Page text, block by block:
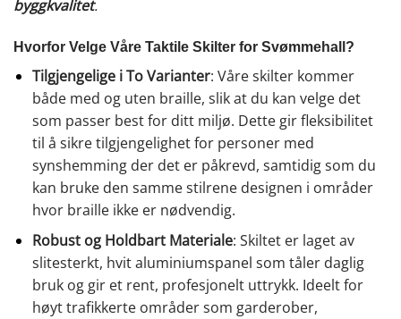
byggkvalitet.
Hvorfor Velge Våre Taktile Skilter for Svømmehall?
Tilgjengelige i To Varianter: Våre skilter kommer
både med og uten braille, slik at du kan velge det
som passer best for ditt miljø. Dette gir fleksibilitet
til å sikre tilgjengelighet for personer med
synshemming der det er påkrevd, samtidig som du
kan bruke den samme stilrene designen i områder
hvor braille ikke er nødvendig.
Robust og Holdbart Materiale: Skiltet er laget av
slitesterkt, hvit aluminiumspanel som tåler daglig
bruk og gir et rent, profesjonelt uttrykk. Ideelt for
høyt trafikkerte områder som garderober,